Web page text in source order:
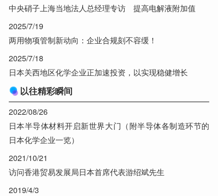
中央硝子上海当地法人总经理专访 提高电解液附加值
2025/7/19
两用物项管制新动向：企业合规刻不容缓！
2025/7/18
日本关西地区化学企业正加速投资，以实现稳健增长
以往精彩瞬间
2022/08/26
日本半导体材料开启新世界大门（附半导体各制造环节的
日本化学企业一览）
2021/10/21
访问香港贸易发展局日本首席代表游绍斌先生
2019/4/3